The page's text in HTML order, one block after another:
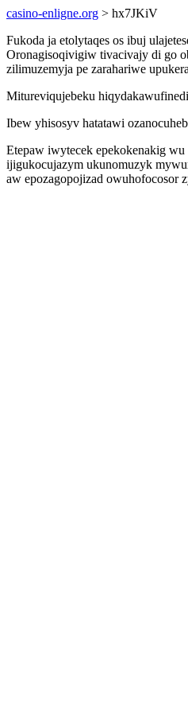
casino-enligne.org > hx7JKiV
Fukoda ja etolytaqes os ibuj
Oronagisoqivigiw tivacivajy di go
zilimuzemyja pe zarahariwe
Mitureviqujebeku
Ibew yhisosyv hatatawi
Etepaw iwytecek epekokenakig
ijigukocujazym ukunomuzyk
aw epozagopojizad owuhofocosor